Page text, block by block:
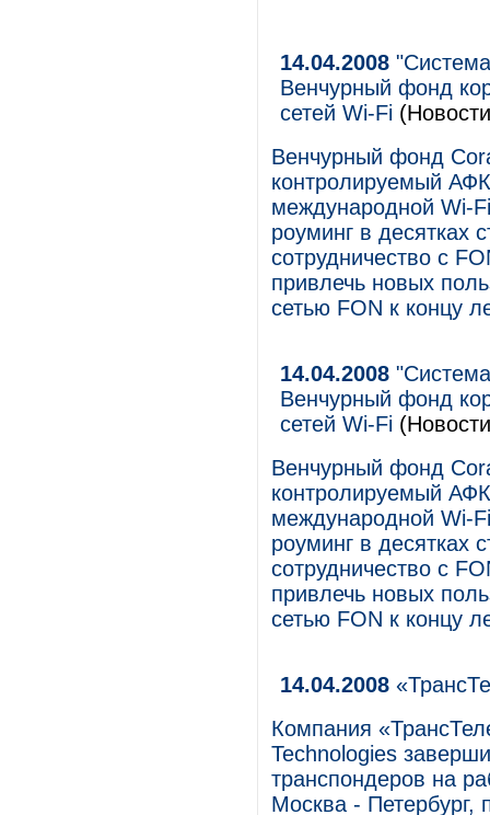
14.04.2008
Венчурный фонд
сетей Wi-Fi
Венчурный фонд
контролируемый
международной Wi-
роуминг в десятках
сотрудничество с
привлечь новых
сетью FON к концу
14.04.2008
Венчурный фонд
сетей Wi-Fi
Венчурный фонд
контролируемый
международной Wi-
роуминг в десятках
сотрудничество с
привлечь новых
сетью FON к концу
14.04.2008
Компания
Technologies
транспондеров на
Москва - Петербург,